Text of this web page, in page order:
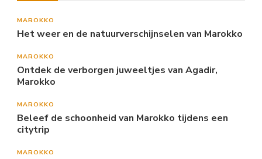
MAROKKO
Het weer en de natuurverschijnselen van Marokko
MAROKKO
Ontdek de verborgen juweeltjes van Agadir,
Marokko
MAROKKO
Beleef de schoonheid van Marokko tijdens een
citytrip
MAROKKO